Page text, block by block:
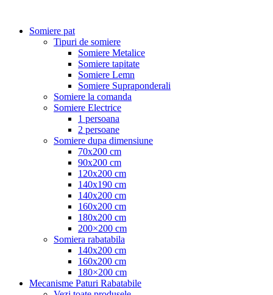
Somiere pat
Tipuri de somiere
Somiere Metalice
Somiere tapitate
Somiere Lemn
Somiere Supraponderali
Somiere la comanda
Somiere Electrice
1 persoana
2 persoane
Somiere dupa dimensiune
70x200 cm
90x200 cm
120x200 cm
140x190 cm
140x200 cm
160x200 cm
180x200 cm
200×200 cm
Somiera rabatabila
140x200 cm
160x200 cm
180×200 cm
Mecanisme Paturi Rabatabile